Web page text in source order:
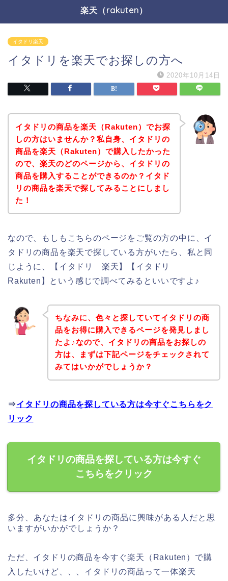
楽天（rakuten）
イタドリ楽天
イタドリを楽天でお探しの方へ
2020年10月14日
イタドリの商品を楽天（Rakuten）でお探
しの方はいませんか？私自身、イタドリの
商品を楽天（Rakuten）で購入したかった
ので、楽天のどのページから、イタドリの
商品を購入することができるのか？イタド
リの商品を楽天で探してみることにしまし
た！
なので、もしもこちらのページをご覧の方の中に、イ
タドリの商品を楽天で探している方がいたら、私と同
じように、【イタドリ 楽天】【イタドリ
Rakuten】という感じで調べてみるといいですよ♪
ちなみに、色々と探していてイタドリの商
品をお得に購入できるページを発見しまし
たよ♪なので、イタドリの商品をお探しの
方は、まずは下記ページをチェックされて
みてはいかがでしょうか？
⇒イタドリの商品を探している方は今すぐこちらをク
リック
イタドリの商品を探している方は今すぐ
こちらをクリック
多分、あなたはイタドリの商品に興味がある人だと思
いますがいかがでしょうか？
ただ、イタドリの商品を今すぐ楽天（Rakuten）で購
入したいけど、、、イタドリの商品って一体楽天